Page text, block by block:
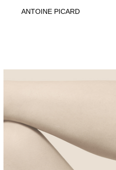
ANTOINE PICARD